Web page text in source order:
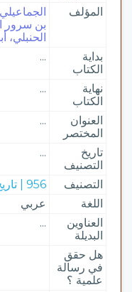
المؤلف
بن سرور
الحنبلي،
بداية
الكتاب
...
نهاية
الكتاب
...
العنوان
المختصر
...
تاريخ
التصنيف
...
التصنيف
956 | تاريخ إسلامي
اللغة
عربي
العناوين
البديلة
...
هل حقق
في رسالة
علمية ؟